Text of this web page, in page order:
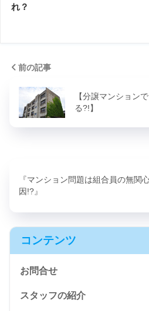
れ？
前の記事
【分譲マンション
る?!】
『マンション問題は組合員の無関
因!?』
コンテンツ
お問合せ
スタッフの紹介